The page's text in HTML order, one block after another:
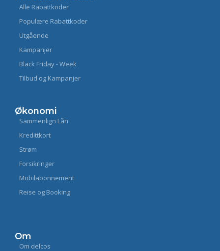
Alle Rabattkoder
Populære Rabattkoder
Utgående
Kampanjer
Black Friday - Week
Tilbud og Kampanjer
Økonomi
Sammenlign Lån
Kredittkort
Strøm
Forsikringer
Mobilabonnement
Reise og Booking
Om
Om delcos